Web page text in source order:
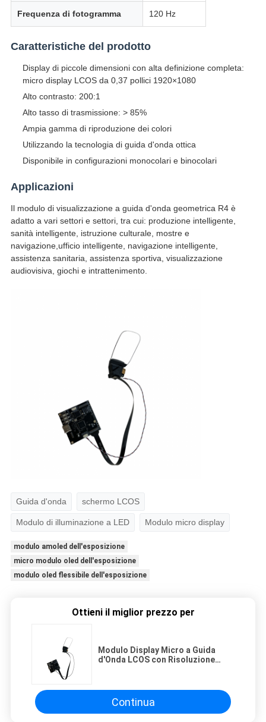
Frequenza di fotogramma 120 Hz
Caratteristiche del prodotto
Display di piccole dimensioni con alta definizione completa:
micro display LCOS da 0,37 pollici 1920×1080
Alto contrasto: 200:1
Alto tasso di trasmissione: > 85%
Ampia gamma di riproduzione dei colori
Utilizzando la tecnologia di guida d'onda ottica
Disponibile in configurazioni monocolari e binocolari
Applicazioni
Il modulo di visualizzazione a guida d'onda geometrica R4 è
adatto a vari settori e settori, tra cui: produzione intelligente,
sanità intelligente, istruzione culturale, mostre e
navigazione,ufficio intelligente, navigazione intelligente,
assistenza sanitaria, assistenza sportiva, visualizzazione
audiovisiva, giochi e intrattenimento.
Guida d'onda schermo LCOS
Modulo di illuminazione a LED Modulo micro display
modulo amoled dell'esposizione
micro modulo oled dell'esposizione
modulo oled flessibile dell'esposizione
Ottieni il miglior prezzo per
Modulo Display Micro a Guida
d'Onda LCOS con Risoluzione
Continua